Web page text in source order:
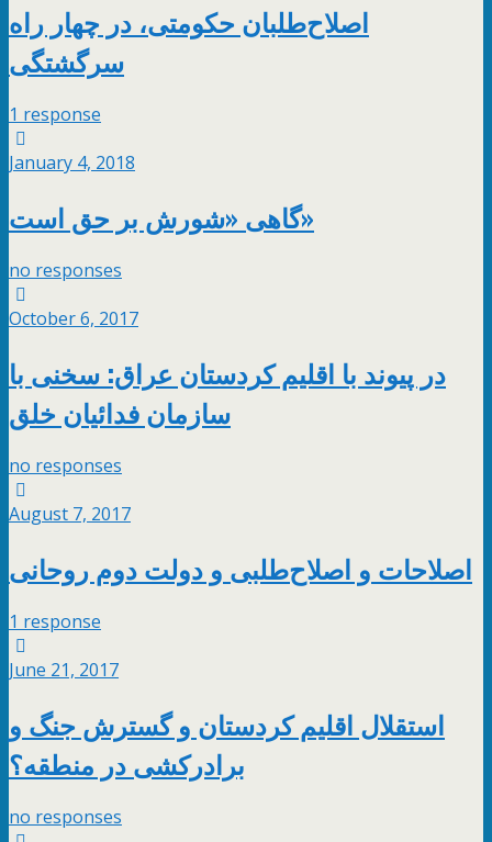
اصلاح‌طلبان حکومتی، در چهار راه
سرگشتگی
1 response
January 4, 2018
گاهی «شورش بر حق است»
no responses
October 6, 2017
در پیوند با اقلیم کردستان عراق: سخنی با
سازمان فدائیان خلق
no responses
August 7, 2017
اصلاحات و اصلاح‌طلبی و دولت دوم روحانی
1 response
June 21, 2017
استقلال اقلیم کردستان و گسترش جنگ و
برادرکشی در منطقه؟
no responses